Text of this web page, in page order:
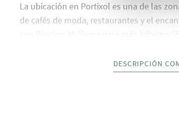
La ubicación en Portixol es una de las
de cafés de moda, restaurantes y el
DESCRIPCIÓN